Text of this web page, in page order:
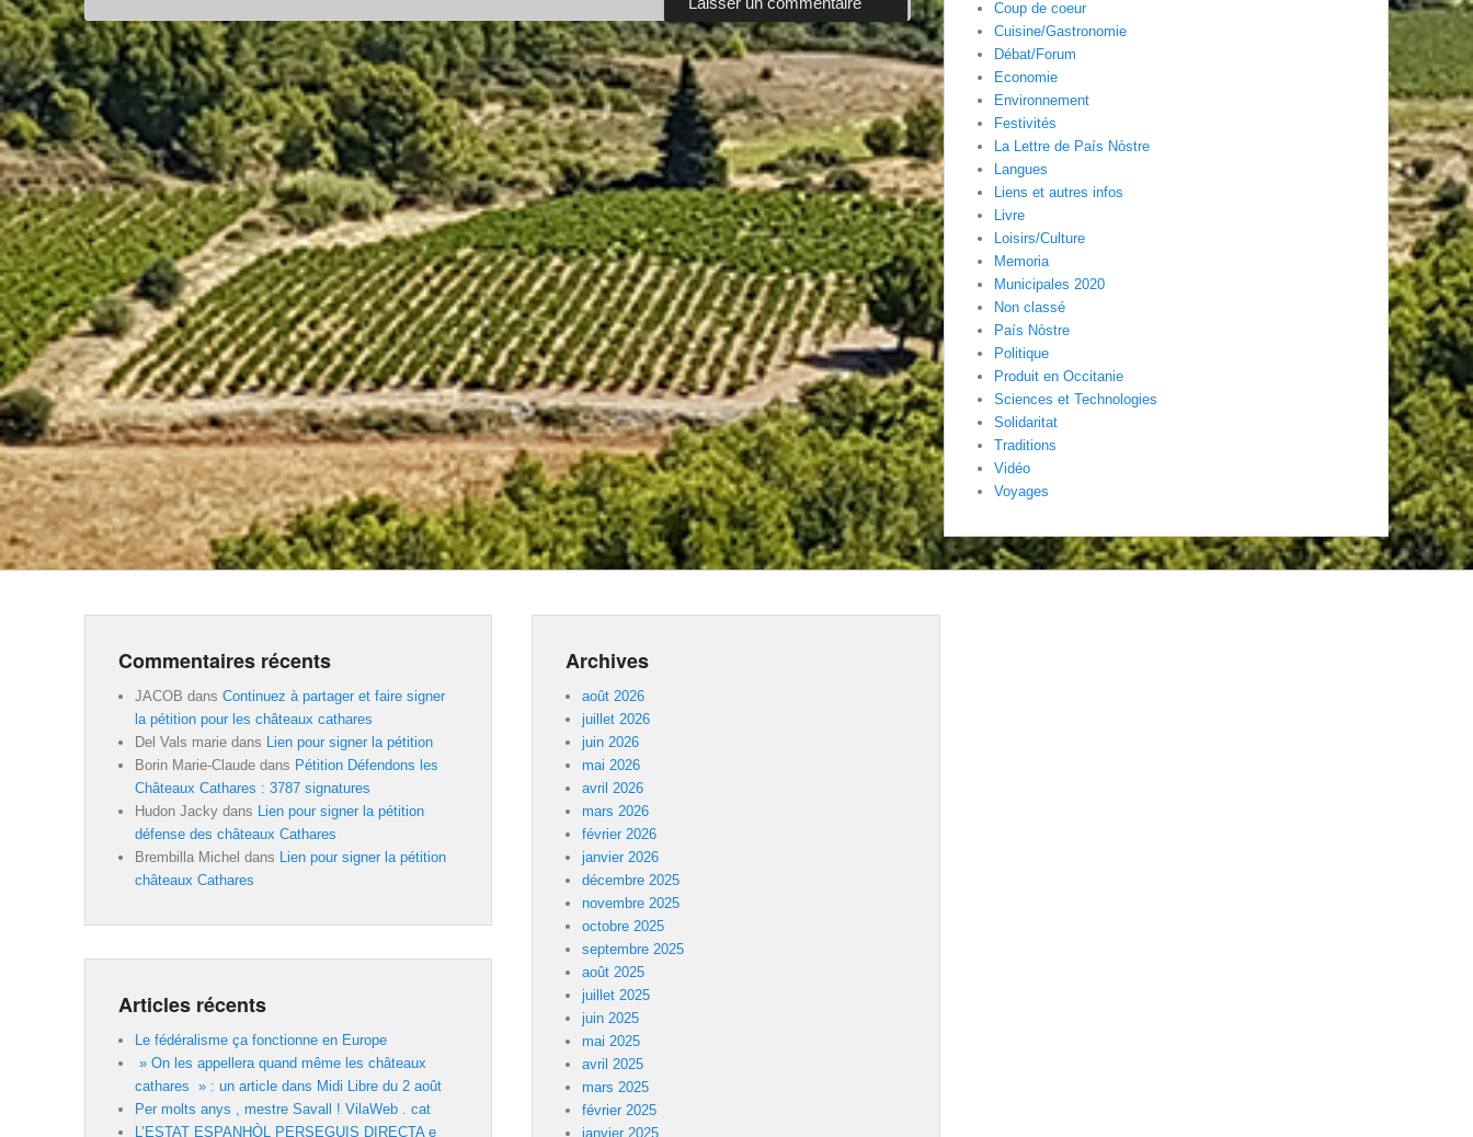
Coup de coeur
Cuisine/Gastronomie
Débat/Forum
Economie
Environnement
Festivités
La Lettre de País Nòstre
Langues
Liens et autres infos
Livre
Loisirs/Culture
Memoria
Municipales 2020
Non classé
País Nòstre
Politique
Produit en Occitanie
Sciences et Technologies
Solidaritat
Traditions
Vidéo
Voyages
Commentaires récents
JACOB dans Continuez à partager et faire signer
la pétition pour les châteaux cathares
Del Vals marie dans
Lien pour signer la pétition
Borin Marie-Claude dans Pétition Défendons les
Châteaux Cathares : 3787 signatures
Hudon Jacky dans
Lien pour signer la pétition
défense des châteaux Cathares
Brembilla Michel dans
Lien pour signer la pétition
châteaux Cathares
Articles récents
Le fédéralisme ça fonctionne en Europe
» On les appellera quand même les châteaux
cathares » : un article dans Midi Libre du 2 août
Per molts anys , mestre Savall ! VilaWeb . cat
L’ESTAT ESPANHÒL PERSEGUIS DIRECTA e
Archives
août 2026
juillet 2026
juin 2026
mai 2026
avril 2026
mars 2026
février 2026
janvier 2026
décembre 2025
novembre 2025
octobre 2025
septembre 2025
août 2025
juillet 2025
juin 2025
mai 2025
avril 2025
mars 2025
février 2025
janvier 2025